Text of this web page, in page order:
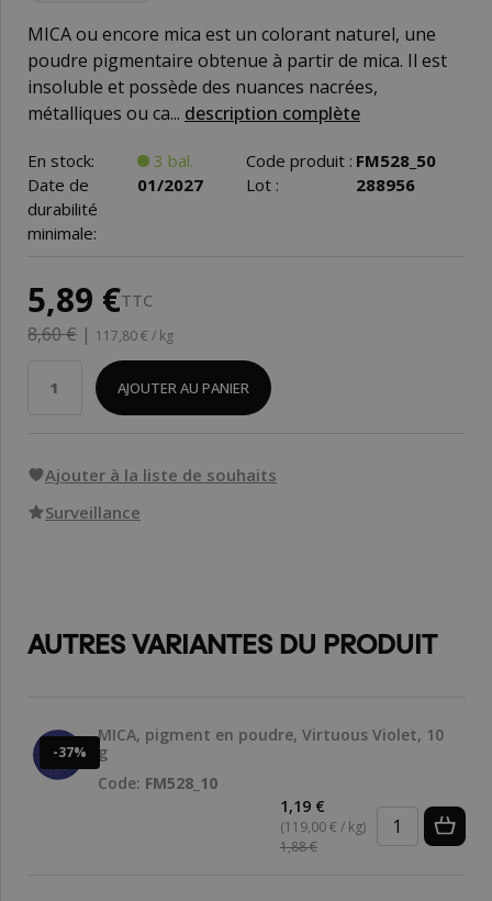
MICA ou encore mica est un colorant naturel, une
poudre pigmentaire obtenue à partir de mica. Il est
insoluble et possède des nuances nacrées,
métalliques ou ca... description complète
En stock: 3 bal. Code produit : FM528_50
Date de
durabilité
minimale:
01/2027 Lot : 288956
5,89 €TTC
8,60 € | 117,80 € / kg
AJOUTER AU PANIER
Ajouter à la liste de souhaits
Surveillance
AUTRES VARIANTES DU PRODUIT
-37%
MICA, pigment en poudre, Virtuous Violet, 10
g
Code: FM528_10
1,19 €
(119,00 € / kg)
1,88 €